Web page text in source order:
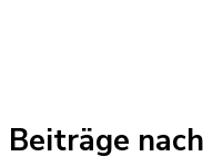
Beiträge